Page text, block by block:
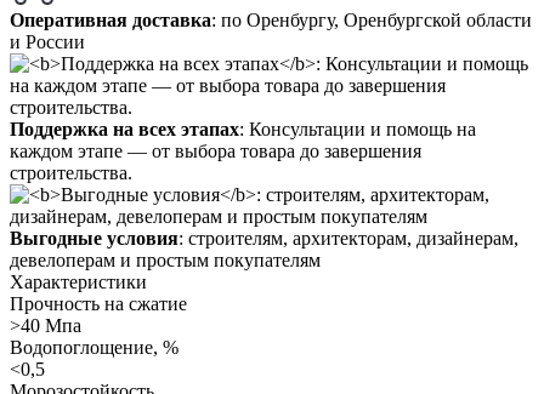
Оперативная доставка: по Оренбургу, Оренбургской области
и России
Поддержка на всех этапах: Консультации и помощь на
каждом этапе — от выбора товара до завершения
строительства.
Выгодные условия: строителям, архитекторам, дизайнерам,
девелоперам и простым покупателям
Характеристики
Прочность на сжатие
>40 Мпа
Водопоглощение, %
<0,5